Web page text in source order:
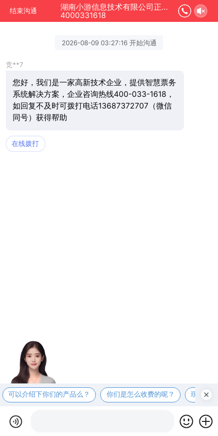
结束沟通
湖南小游信息技术有限公司正在为您服务
4000331618
2026-08-09 03:27:16 开始沟通
竞**7
您好，我们是一家高新技术企业，提供智慧票务
系统解决方案，企业咨询热线400-033-1618，
如回复不及时可拨打电话13687372707（微信
同号）获得帮助
在线拨打
可以介绍下你们的产品么？ 你们是怎么收费的呢？ 现在有